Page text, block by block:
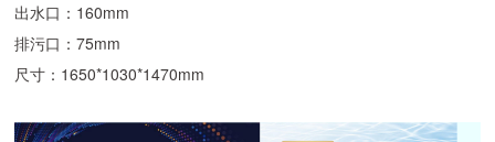
出水口：160mm
排污口：75mm
尺寸：1650*1030*1470mm